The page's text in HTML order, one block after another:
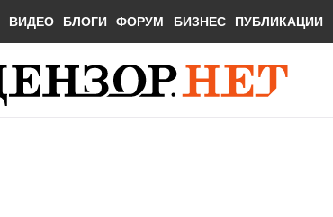
ВИДЕО БЛОГИ ФОРУМ БИЗНЕС ПУБЛИКАЦИИ